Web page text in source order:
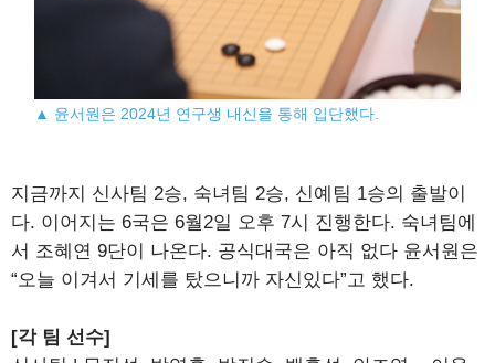
▲ 윤서원은 2024년 연구생 내신을 통해 입단했다.
지금까지 신사팀 2승, 숙녀팀 2승, 신예팀 1승의 출발이
다. 이어지는 6국은 6월2일 오후 7시 진행한다. 숙녀팀에
서 조혜연 9단이 나온다. 공식대국은 아직 없다 윤서원은
“오늘 이겨서 기세를 탔으니까 자신있다”고 했다.
[각 팀 선수]